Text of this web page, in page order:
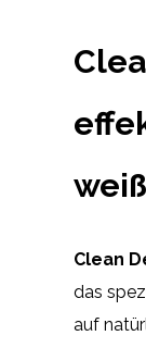
Clean
das
auf